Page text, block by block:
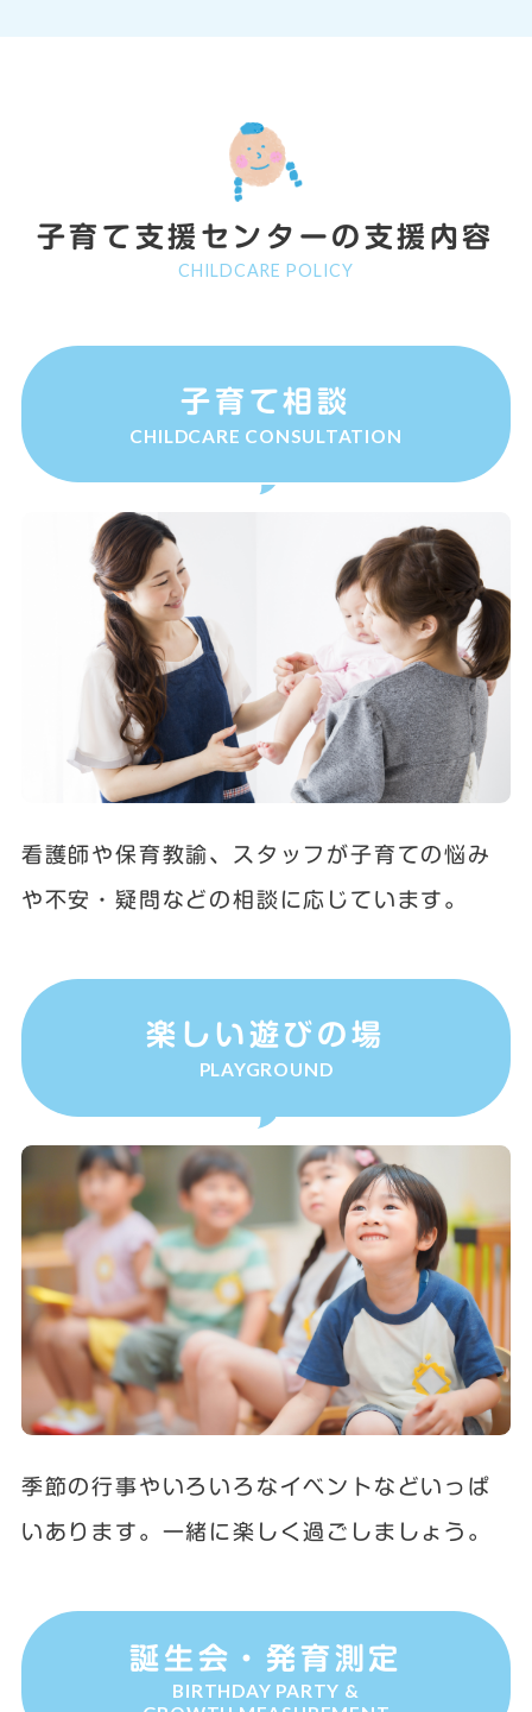
子育て支援センターの支援内容
CHILDCARE POLICY
子育て相談
CHILDCARE CONSULTATION
看護師や保育教諭、スタッフが子育ての悩み
や不安・疑問などの相談に応じています。
楽しい遊びの場
PLAYGROUND
季節の行事やいろいろなイベントなどいっぱ
いあります。一緒に楽しく過ごしましょう。
誕生会・発育測定
BIRTHDAY PARTY &